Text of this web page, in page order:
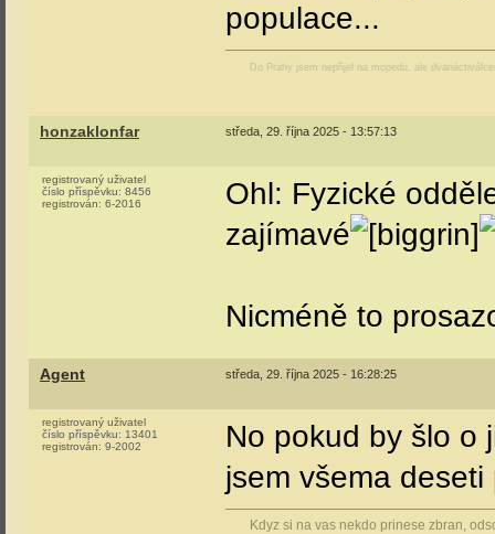
populace...
Do Prahy jsem nepřijel na mopedu, ale
honzaklonfar středa, 29. října 2025 - 13:57:13
registrovaný uživatel
číslo příspěvku: 8456
registrován: 6-2016
Ohl: Fyzické
zajímavé
Nicméně to
Agent středa, 29. října 2025 - 16:28:25
registrovaný uživatel
číslo příspěvku: 13401
registrován: 9-2002
No pokud by šlo o
jsem všema deseti
Kdyz si na vas nekdo prinese zbran,